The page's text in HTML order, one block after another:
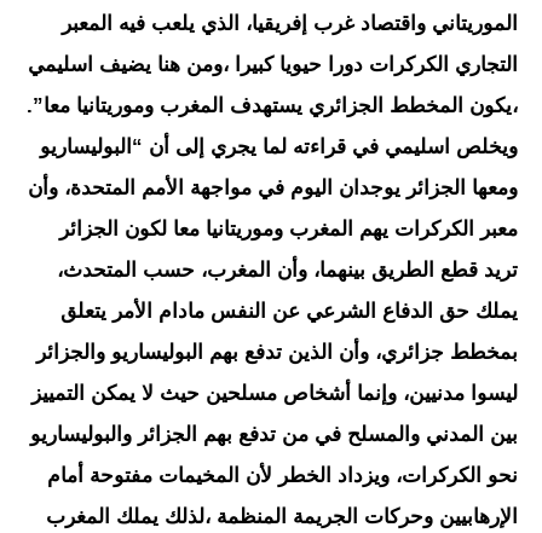
الموريتاني واقتصاد غرب إفريقيا، الذي يلعب فيه المعبر
التجاري الكركرات دورا حيويا كبيرا ،ومن هنا يضيف اسليمي
،يكون المخطط الجزائري يستهدف المغرب وموريتانيا معا”.
ويخلص اسليمي في قراءته لما يجري إلى أن “البوليساريو
ومعها الجزائر يوجدان اليوم في مواجهة الأمم المتحدة، وأن
معبر الكركرات يهم المغرب وموريتانيا معا لكون الجزائر
تريد قطع الطريق بينهما، وأن المغرب، حسب المتحدث،
يملك حق الدفاع الشرعي عن النفس مادام الأمر يتعلق
بمخطط جزائري، وأن الذين تدفع بهم البوليساريو والجزائر
ليسوا مدنيين، وإنما أشخاص مسلحين حيث لا يمكن التمييز
بين المدني والمسلح في من تدفع بهم الجزائر والبوليساريو
نحو الكركرات، ويزداد الخطر لأن المخيمات مفتوحة أمام
الإرهابيين وحركات الجريمة المنظمة ،لذلك يملك المغرب